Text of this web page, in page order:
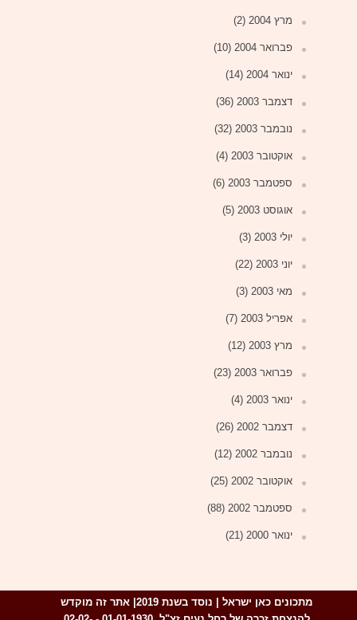
מרץ 2004 (2)
פברואר 2004 (10)
ינואר 2004 (14)
דצמבר 2003 (36)
נובמבר 2003 (32)
אוקטובר 2003 (4)
ספטמבר 2003 (6)
אוגוסט 2003 (5)
יולי 2003 (3)
יוני 2003 (22)
מאי 2003 (3)
אפריל 2003 (7)
מרץ 2003 (12)
פברואר 2003 (23)
ינואר 2003 (4)
דצמבר 2002 (26)
נובמבר 2002 (12)
אוקטובר 2002 (25)
ספטמבר 2002 (88)
ינואר 2000 (21)
מתכונים כאן ישראל | נוסד בשנת 2019| אתר זה מוקדש